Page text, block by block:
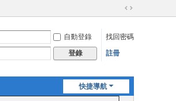
切
到
自動登錄
找回密碼
登錄 註冊
快捷導航